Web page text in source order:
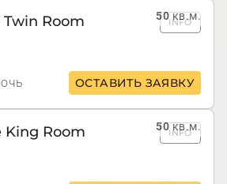
50кв.м.
Room INFO
ОСТАВИТЬ ЗАЯВКУ
50кв.м.
King Room INFO